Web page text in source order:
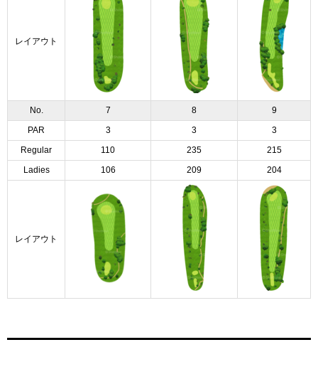
レイアウト
No. 7 8 9
PAR 3 3 3
Regular 110 235 215
Ladies 106 209 204
レイアウト